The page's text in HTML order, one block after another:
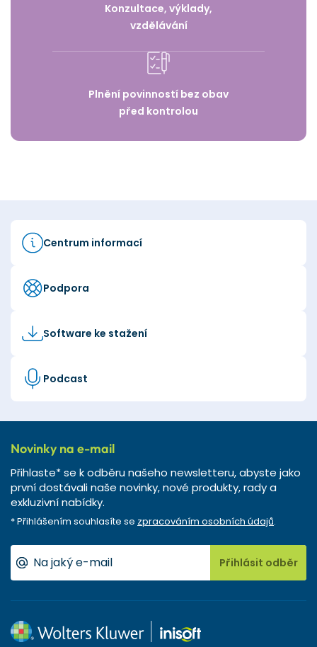
Konzultace, výklady,
vzdělávání
Plnění povinností bez obav
před kontrolou
Centrum informací
Podpora
Software ke stažení
Podcast
Novinky na e-mail
Přihlaste* se k odběru našeho newsletteru, abyste jako
první dostávali naše novinky, nové produkty, rady a
exkluzivní nabídky.
* Přihlášením souhlasíte se zpracováním osobních údajů.
Přihlásit odběr